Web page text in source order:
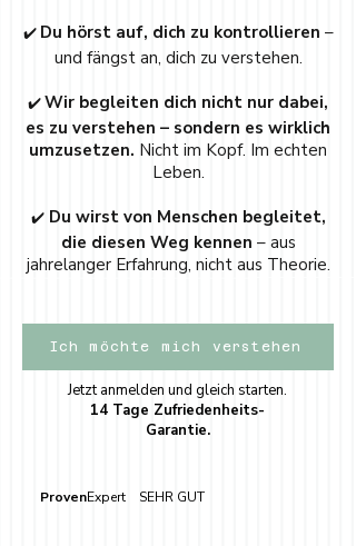
✔️ Du hörst auf, dich zu kontrollieren –
und fängst an, dich zu verstehen.
✔️Wir begleiten dich nicht nur dabei,
es zu verstehen – sondern es wirklich
umzusetzen. Nicht im Kopf. Im echten
Leben.
✔️ Du wirst von Menschen begleitet,
die diesen Weg kennen – aus
jahrelanger Erfahrung, nicht aus Theorie.
Ich möchte mich verstehen
Jetzt anmelden und gleich starten.
14 Tage Zufriedenheits-
Garantie.
ProvenExpert SEHR GUT